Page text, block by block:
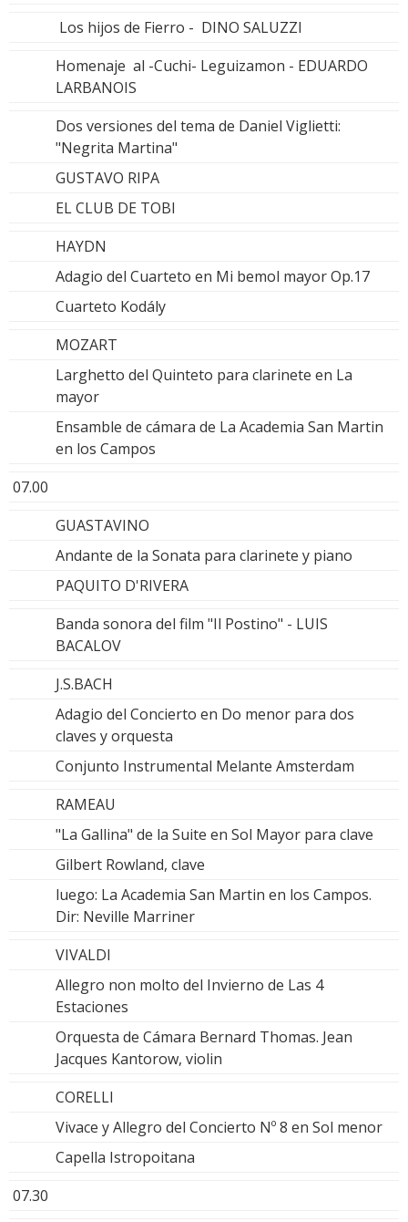
Los hijos de Fierro - DINO SALUZZI
Homenaje al -Cuchi- Leguizamon - EDUARDO
LARBANOIS
Dos versiones del tema de Daniel Viglietti:
"Negrita Martina"
GUSTAVO RIPA
EL CLUB DE TOBI
HAYDN
Adagio del Cuarteto en Mi bemol mayor Op.17
Cuarteto Kodály
MOZART
Larghetto del Quinteto para clarinete en La
mayor
Ensamble de cámara de La Academia San Martin
en los Campos
07.00
GUASTAVINO
Andante de la Sonata para clarinete y piano
PAQUITO D'RIVERA
Banda sonora del film "Il Postino" - LUIS
BACALOV
J.S.BACH
Adagio del Concierto en Do menor para dos
claves y orquesta
Conjunto Instrumental Melante Amsterdam
RAMEAU
"La Gallina" de la Suite en Sol Mayor para clave
Gilbert Rowland, clave
luego: La Academia San Martin en los Campos.
Dir: Neville Marriner
VIVALDI
Allegro non molto del Invierno de Las 4
Estaciones
Orquesta de Cámara Bernard Thomas. Jean
Jacques Kantorow, violin
CORELLI
Vivace y Allegro del Concierto Nº 8 en Sol menor
Capella Istropoitana
07.30